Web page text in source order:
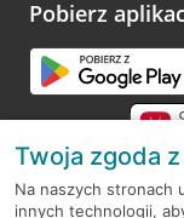
opinie.
Pobierz
Twoja zgoda
Na naszych stronach
innych technologii,